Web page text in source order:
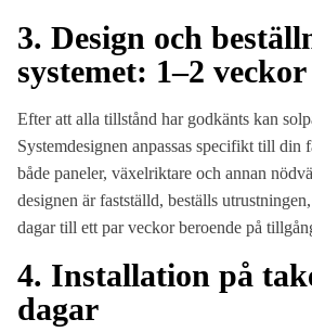
3. Design och
systemet: 1–2 veckor
Efter att alla tillstånd har godkänts kan
Systemdesignen anpassas specifikt till din
både paneler, växelriktare och annan
designen är fastställd, beställs
dagar till ett par veckor beroende på
4. Installation på
dagar